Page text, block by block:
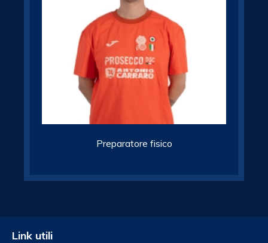
Preparatore fisico
Link utili